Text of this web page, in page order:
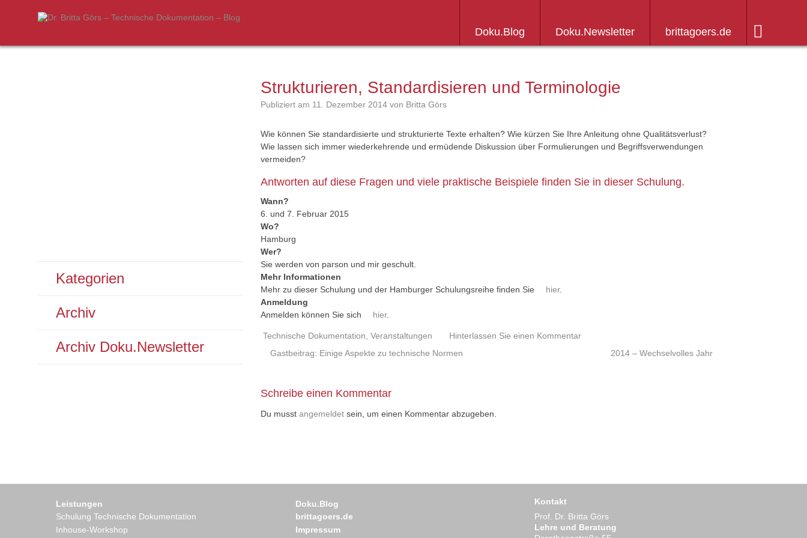
Weiter
Inhalt
Doku.Blog Doku.Newsletter brittagoers.de
Kategorien
Archiv
Archiv Doku.Newsletter
Strukturieren, Standardisieren und Terminologie
Publiziert am 11. Dezember 2014 von Britta Görs
Wie können Sie standardisierte und strukturierte Texte erhalten? Wie kürzen Sie Ihre Anleitung ohne Qualitätsverlust?
Wie lassen sich immer wiederkehrende und ermüdende Diskussion über Formulierungen und Begriffsverwendungen
vermeiden?
Antworten auf diese Fragen und viele praktische Beispiele finden Sie in dieser Schulung.
Wann?
6. und 7. Februar 2015
Wo?
Hamburg
Wer?
Sie werden von parson und mir geschult.
Mehr Informationen
Mehr zu dieser Schulung und der Hamburger Schulungsreihe finden Sie
hier.
Anmeldung
Anmelden können Sie sich
hier.
Technische Dokumentation ,Veranstaltungen Hinterlassen Sie einen Kommentar
Beitrags
Gastbeitrag: Einige Aspekte zu technische Normen 2014 – Wechselvolles Jahr
Schreibe einen Kommentar
Du musstangemeldet sein, um einen Kommentar abzugeben.
Leistungen
Schulung Technische Dokumentation
Inhouse-Workshop
Doku.Blog
brittagoers.de
Impressum
Kontakt
Prof. Dr. Britta Görs
Lehre und Beratung